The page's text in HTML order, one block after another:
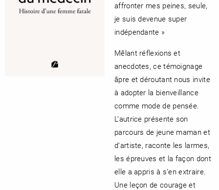
affronter mes peines, seule,
je suis devenue super
indépendante »
Mêlant réflexions et
anecdotes, ce témoignage
âpre et déroutant nous invite
à adopter la bienveillance
comme mode de pensée.
L’autrice présente son
parcours de jeune maman et
d’artiste, raconte les larmes,
les épreuves et la façon dont
elle a appris à s’en extraire.
Une leçon de courage et